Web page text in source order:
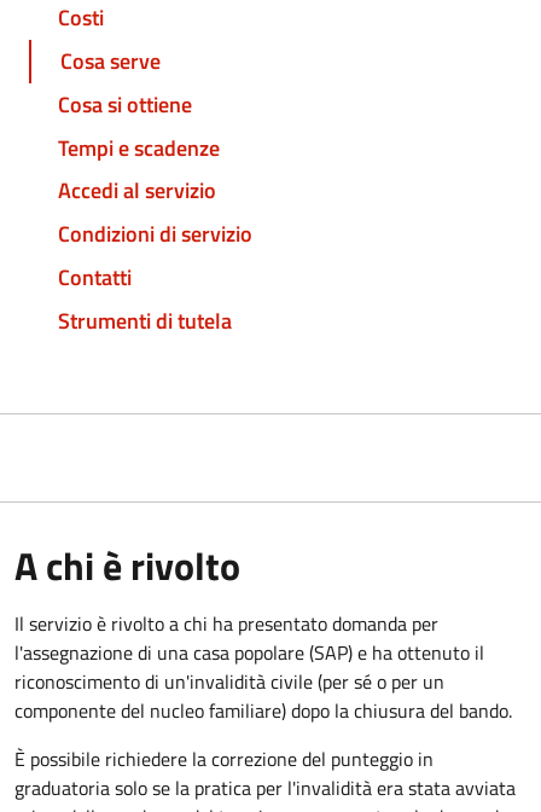
Costi
Cosa serve
Cosa si ottiene
Tempi e scadenze
Accedi al servizio
Condizioni di servizio
Contatti
Strumenti di tutela
A chi è rivolto
Il servizio è rivolto a chi ha presentato domanda per
l'assegnazione di una casa popolare (SAP) e ha ottenuto il
riconoscimento di un'invalidità civile (per sé o per un
componente del nucleo familiare) dopo la chiusura del bando.
È possibile richiedere la correzione del punteggio in
graduatoria solo se la pratica per l'invalidità era stata avviata